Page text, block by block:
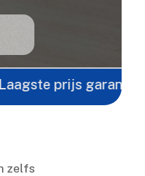
garantie - Gratis
zelfs